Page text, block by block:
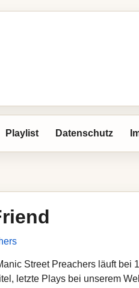
Playlist Datenschutz
Street Preachers läuft
letzte Plays bei unserem